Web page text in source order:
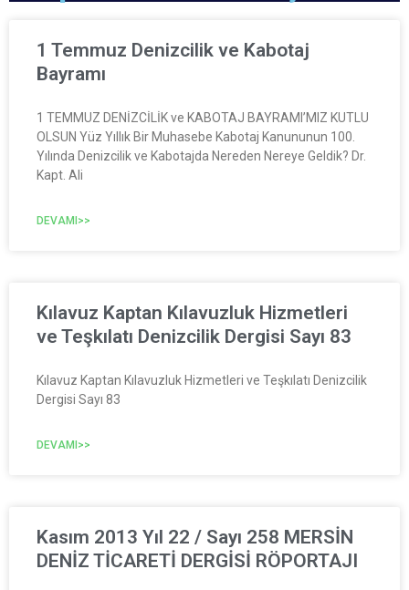
1 Temmuz Denizcilik ve Kabotaj
Bayramı
1 TEMMUZ DENİZCİLİK ve KABOTAJ BAYRAMI’MIZ KUTLU
OLSUN Yüz Yıllık Bir Muhasebe Kabotaj Kanununun 100.
Yılında Denizcilik ve Kabotajda Nereden Nereye Geldik? Dr.
Kapt. Ali
DEVAMI>>
Kılavuz Kaptan Kılavuzluk Hizmetleri
ve Teşkılatı Denizcilik Dergisi Sayı 83
Kılavuz Kaptan Kılavuzluk Hizmetleri ve Teşkılatı Denizcilik
Dergisi Sayı 83
DEVAMI>>
Kasım 2013 Yıl 22 / Sayı 258 MERSİN
DENİZ TİCARETİ DERGİSİ RÖPORTAJI